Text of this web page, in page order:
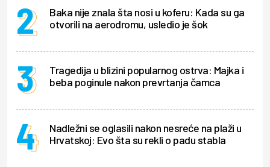
Baka nije znala šta nosi u koferu: Kada su ga
otvorili na aerodromu, usledio je šok
Tragedija u blizini popularnog ostrva: Majka i
beba poginule nakon prevrtanja čamca
Nadležni se oglasili nakon nesreće na plaži u
Hrvatskoj: Evo šta su rekli o padu stabla